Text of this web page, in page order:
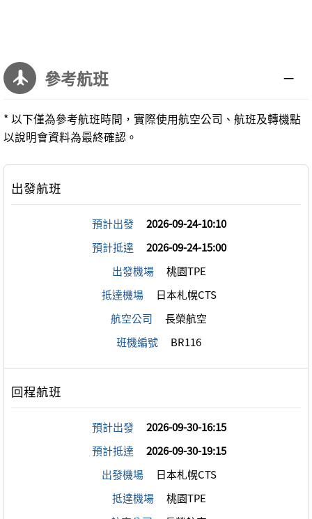
參考航班
* 以下僅為參考航班時間，實際使用航空公司、航班及轉機點
以說明會資料為最終確認。
預計出發
2026-09-24-10:10
預計抵達
2026-09-24-15:00
出發機場
桃園TPE
抵達機場
日本札幌CTS
航空公司
長榮航空
班機編號
BR116
預計出發
2026-09-30-16:15
預計抵達
2026-09-30-19:15
出發機場
日本札幌CTS
抵達機場
桃園TPE